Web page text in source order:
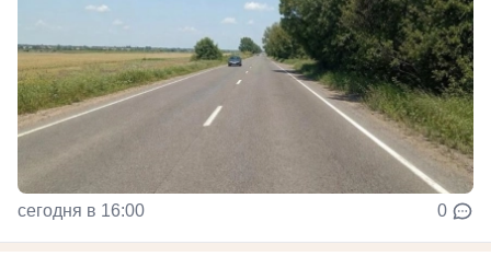
сегодня в 16:00 0